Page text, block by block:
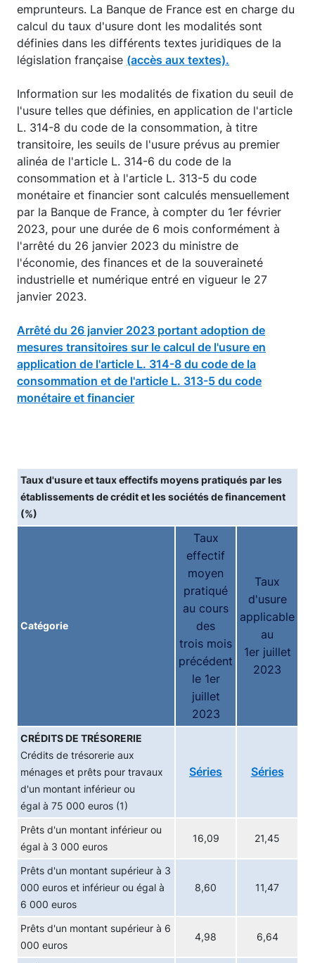
emprunteurs. La Banque de France est en charge du
calcul du taux d'usure dont les modalités sont
définies dans les différents textes juridiques de la
législation française (accès aux textes).
Information sur les modalités de fixation du seuil de
l'usure telles que définies, en application de l'article
L. 314-8 du code de la consommation, à titre
transitoire, les seuils de l'usure prévus au premier
alinéa de l'article L. 314-6 du code de la
consommation et à l'article L. 313-5 du code
monétaire et financier sont calculés mensuellement
par la Banque de France, à compter du 1er février
2023, pour une durée de 6 mois conformément à
l'arrêté du 26 janvier 2023 du ministre de
l'économie, des finances et de la souveraineté
industrielle et numérique entré en vigueur le 27
janvier 2023.
Arrêté du 26 janvier 2023 portant adoption de
mesures transitoires sur le calcul de l'usure en
application de l'article L. 314-8 du code de la
consommation et de l'article L. 313-5 du code
monétaire et financier
Taux d'usure et taux effectifs moyens pratiqués par les
établissements de crédit et les sociétés de financement
(%)
Catégorie
Taux
effectif
moyen
pratiqué
au cours
des
trois mois
précédent
le 1er
juillet
2023
Taux
d'usure
applicable
au
1er juillet
2023
CRÉDITS DE TRÉSORERIE
Crédits de trésorerie aux
ménages et prêts pour travaux
d'un montant inférieur ou
égal à 75 000 euros (1)
Séries Séries
Prêts d'un montant inférieur ou
égal à 3 000 euros
16,09 21,45
Prêts d'un montant supérieur à 3
000 euros et inférieur ou égal à
6 000 euros
8,60 11,47
Prêts d'un montant supérieur à 6
000 euros
4,98 6,64